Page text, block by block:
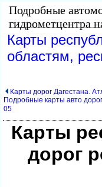
Подробные
идрометцентра
Карты
областям,
Карты дорог Дагестана.
Подробные карты авто
05
Карты
дорог